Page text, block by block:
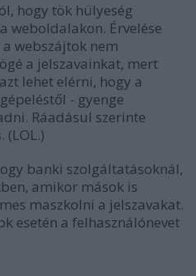
hogy tök hülyeség
weboldalakon. Érvelése
webszájtok nem
a jelszavainkat, mert
lehet elérni, hogy a
- gyenge
Ráadásul szerinte
(LOL.)
banki szolgáltatásoknál,
amikor mások is
maszkolni a jelszavakat.
esetén a felhasználónevet